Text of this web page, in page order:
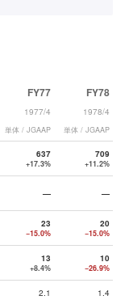
FY77
1977/4
単体 / JGAAP
FY78
1978/4
単体 / JGAAP
637
+17.3%
709
+11.2%
— —
23
−15.0%
20
−15.0%
13
+8.4%
10
−26.9%
2.1 1.4